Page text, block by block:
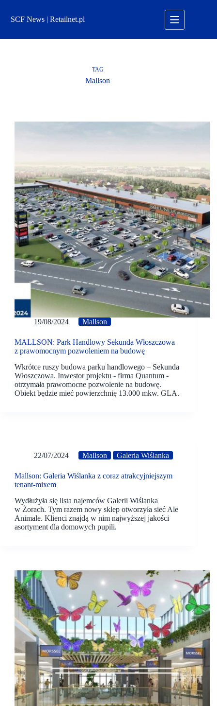
treściSCF News | Retailnet.pl
TAG
Mallson
19/08/2024 Mallson
MALLSON: Park Handlowy Sekunda Włoszczowa
z prawomocnym pozwoleniem na budowę
Wkrótce ruszy budowa parku handlowego – Sekunda
Włoszczowa. Inwestor projektu - firma Quantum -
otrzymała prawomocne pozwolenie na budowę.
Obiekt będzie mieć powierzchnię 13.000 mkw. GLA.
22/07/2024 Mallson Galeria Wiślanka
Mallson: Galeria Wiślanka z coraz atrakcyjniejszym
tenant-mixem
Wydłużyła się lista najemców Galerii Wiślanka
w Żorach. Tym razem nowy sklep otworzyła sieć Ale
Animale. Klienci znajdą w nim najwyższej jakości
asortyment dla domowych pupili.